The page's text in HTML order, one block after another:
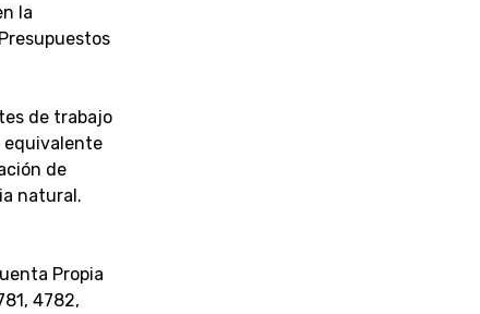
la
de trabajo
equivalente
de
natural.
Propia
4782,